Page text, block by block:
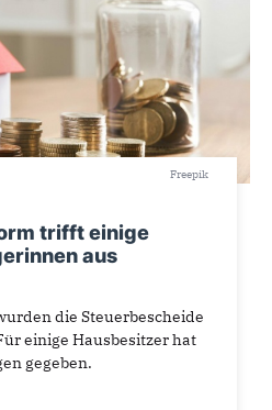
Freepik
trifft einige
aus
die Steuerbescheide
einige Hausbesitzer hat
gegeben.